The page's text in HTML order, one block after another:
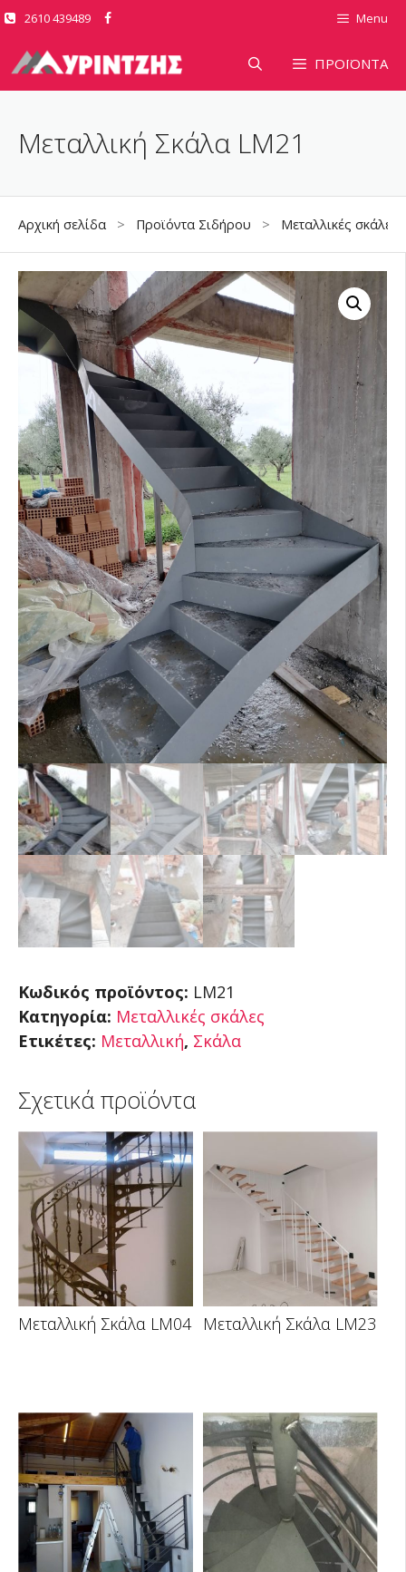
Μετάβαση
περιεχόμενο
2610 439489 Menu
ΠΡΟΪΟΝΤΑ
Μεταλλική Σκάλα LM21
Αρχική σελίδα > Προϊόντα Σιδήρου > Μεταλλικές σκάλες
Κωδικός προϊόντος: LM21
Κατηγορία: Μεταλλικές σκάλες
Ετικέτες: Μεταλλική, Σκάλα
Σχετικά προϊόντα
Μεταλλική Σκάλα LM04 Μεταλλική Σκάλα LM23